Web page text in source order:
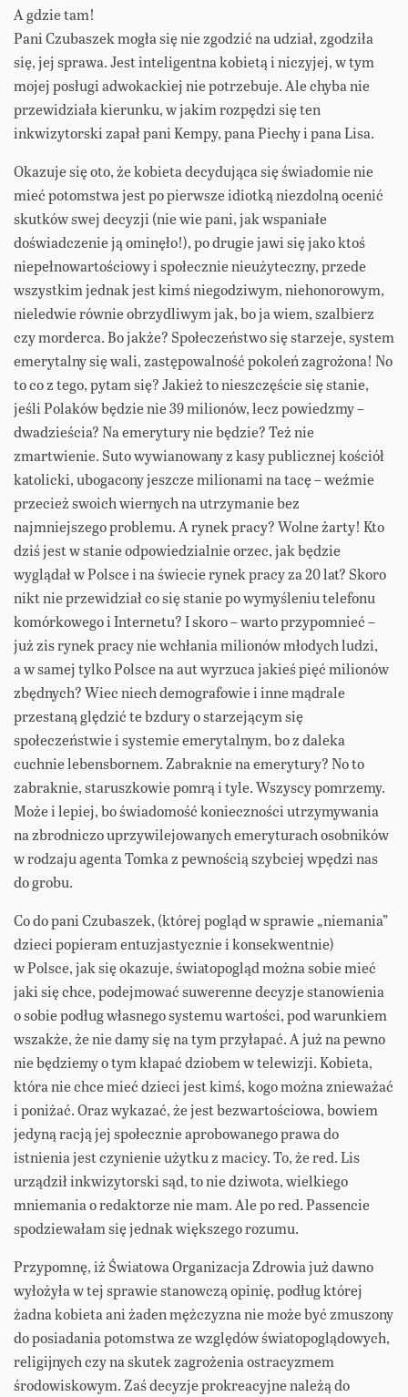
A gdzie tam!
Pani Czubaszek mogła się nie zgodzić na udział, zgodziła
się, jej sprawa. Jest inteligentna kobietą i niczyjej, w tym
mojej posługi adwokackiej nie potrzebuje. Ale chyba nie
przewidziała kierunku, w jakim rozpędzi się ten
inkwizytorski zapał pani Kempy, pana Piechy i pana Lisa.
Okazuje się oto, że kobieta decydująca się świadomie nie
mieć potomstwa jest po pierwsze idiotką niezdolną ocenić
skutków swej decyzji (nie wie pani, jak wspaniałe
doświadczenie ją ominęło!), po drugie jawi się jako ktoś
niepełnowartościowy i społecznie nieużyteczny, przede
wszystkim jednak jest kimś niegodziwym, niehonorowym,
nieledwie równie obrzydliwym jak, bo ja wiem, szalbierz
czy morderca. Bo jakże? Społeczeństwo się starzeje, system
emerytalny się wali, zastępowalność pokoleń zagrożona! No
to co z tego, pytam się? Jakież to nieszczęście się stanie,
jeśli Polaków będzie nie 39 milionów, lecz powiedzmy –
dwadzieścia? Na emerytury nie będzie? Też nie
zmartwienie. Suto wywianowany z kasy publicznej kościół
katolicki, ubogacony jeszcze milionami na tacę – weźmie
przecież swoich wiernych na utrzymanie bez
najmniejszego problemu. A rynek pracy? Wolne żarty! Kto
dziś jest w stanie odpowiedzialnie orzec, jak będzie
wyglądał w Polsce i na świecie rynek pracy za 20 lat? Skoro
nikt nie przewidział co się stanie po wymyśleniu telefonu
komórkowego i Internetu? I skoro – warto przypomnieć –
już zis rynek pracy nie wchłania milionów młodych ludzi,
a w samej tylko Polsce na aut wyrzuca jakieś pięć milionów
zbędnych? Wiec niech demografowie i inne mądrale
przestaną ględzić te bzdury o starzejącym się
społeczeństwie i systemie emerytalnym, bo z daleka
cuchnie lebensbornem. Zabraknie na emerytury? No to
zabraknie, staruszkowie pomrą i tyle. Wszyscy pomrzemy.
Może i lepiej, bo świadomość konieczności utrzymywania
na zbrodniczo uprzywilejowanych emeryturach osobników
w rodzaju agenta Tomka z pewnością szybciej wpędzi nas
do grobu.
Co do pani Czubaszek, (której pogląd w sprawie „niemania”
dzieci popieram entuzjastycznie i konsekwentnie)
w Polsce, jak się okazuje, światopogląd można sobie mieć
jaki się chce, podejmować suwerenne decyzje stanowienia
o sobie podług własnego systemu wartości, pod warunkiem
wszakże, że nie damy się na tym przyłapać. A już na pewno
nie będziemy o tym kłapać dziobem w telewizji. Kobieta,
która nie chce mieć dzieci jest kimś, kogo można znieważać
i poniżać. Oraz wykazać, że jest bezwartościowa, bowiem
jedyną racją jej społecznie aprobowanego prawa do
istnienia jest czynienie użytku z macicy. To, że red. Lis
urządził inkwizytorski sąd, to nie dziwota, wielkiego
mniemania o redaktorze nie mam. Ale po red. Passencie
spodziewałam się jednak większego rozumu.
Przypomnę, iż Światowa Organizacja Zdrowia już dawno
wyłożyła w tej sprawie stanowczą opinię, podług której
żadna kobieta ani żaden mężczyzna nie może być zmuszony
do posiadania potomstwa ze względów światopoglądowych,
religijnych czy na skutek zagrożenia ostracyzmem
środowiskowym. Zaś decyzje prokreacyjne należą do